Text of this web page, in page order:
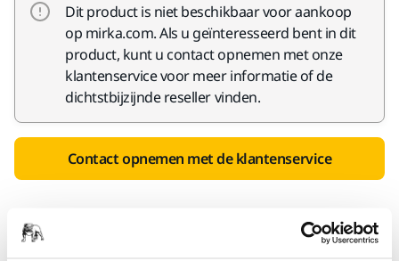
Dit product is niet beschikbaar voor aankoop
op mirka.com. Als u geïnteresseerd bent in dit
product, kunt u contact opnemen met onze
klantenservice voor meer informatie of de
dichtstbijzijnde reseller vinden.
Contact opnemen met de klantenservice